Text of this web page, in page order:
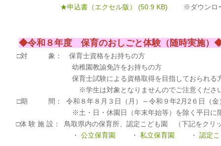
★申込書（エクセル版） (50.9 KB) ※ダウンロー
◆令和８年度 保育のおしごと体験（随時実施）
□対 象： 保育士資格をお持ちの方
幼稚園教諭免許をお持ちの方
保育士試験による資格取得を目指しておられる
※学生は対象となりませんのでご注意くださ
□期 間：
令和８年８月３日（月）～令和９年2月2６日（
※土・日・休園日（年末年始等）を除く平日に限
□体 験 施 設： 鳥取県内の保育所、認定こども園 （下記をクリ
・ 公立保育園 ・ 私立保育園 ・ 認定